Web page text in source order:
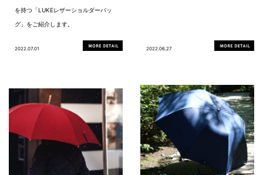
を持つ「LUKEレザーショルダーバッ
グ」をご紹介します。
2022.07.01 2022.06.27